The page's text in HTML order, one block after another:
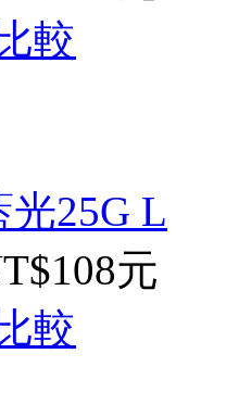
較
光25G L
元
較